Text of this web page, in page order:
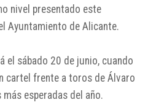
nivel presentado este
Ayuntamiento de Alicante.
el sábado 20 de junio, cuando
cartel frente a toros de Álvaro
esperadas del año.